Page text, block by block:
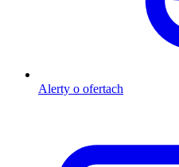
Alerty o ofertach